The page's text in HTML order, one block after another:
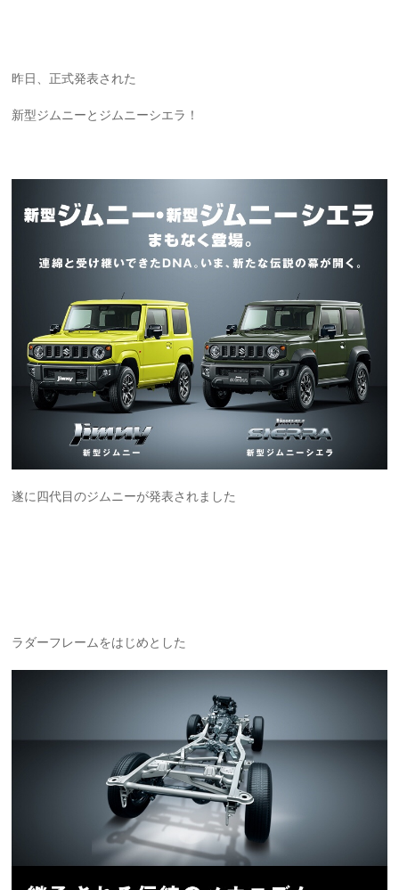
昨日、正式発表された
新型ジムニーとジムニーシエラ！
遂に四代目のジムニーが発表されました
ラダーフレームをはじめとした